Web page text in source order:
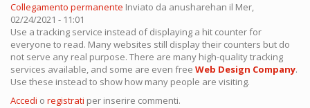
Collegamento permanente Inviato da anusharehan il Mer,
02/24/2021 - 11:01
Use a tracking service instead of displaying a hit counter for
everyone to read. Many websites still display their counters but do
not serve any real purpose. There are many high-quality tracking
services available, and some are even free Web Design Company.
Use these instead to show how many people are visiting.
Accedi o registrati per inserire commenti.